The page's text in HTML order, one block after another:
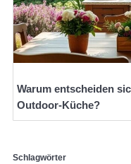
Warum entscheiden
Outdoor-Küche?
Schlagwörter